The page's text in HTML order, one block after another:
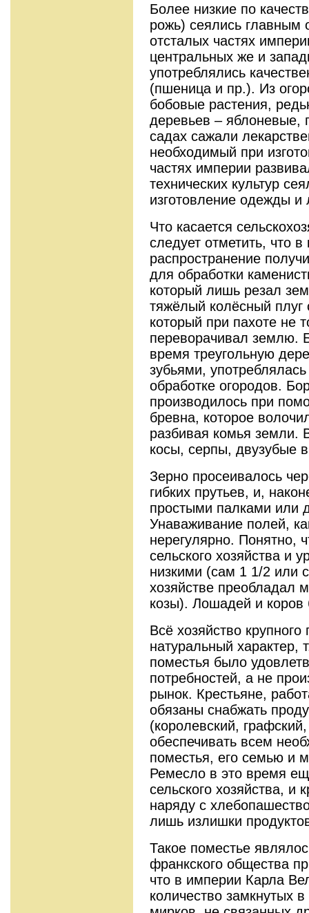
Более низкие по
рожь) сеялись главным
отсталых частях
центральных же и
употреблялись
(пшеница и пр.). Из
бобовые растения,
деревьев – яблоневые,
садах сажали
необходимый при
частях империи
технических культур
изготовление одежды и
Что касается
следует отметить, что
распространение
для обработки
который лишь резал
тяжёлый колёсный
который при пахоте не
переворачивал землю.
время треугольную
зубьями,
обработке огородов.
производилось при
бревна, которое
разбивая комья земли.
косы, серпы, двузубые
Зерно просеивалось
гибких прутьев, и,
простыми палками или
Унаваживание полей,
нерегулярно. Понятно,
сельского хозяйства и
низкими (сам 1 1/2 или
хозяйстве преобладал
козы). Лошадей и
Всё хозяйство
натуральный характер,
поместья было
потребностей, а не
рынок. Крестьяне,
обязаны снабжать
(королевский,
обеспечивать всем
поместья, его семью и
Ремесло в это время
сельского хозяйства, и
наряду с
лишь излишки
Такое поместье
франкского общества
что в империи Карла
количество замкнутых